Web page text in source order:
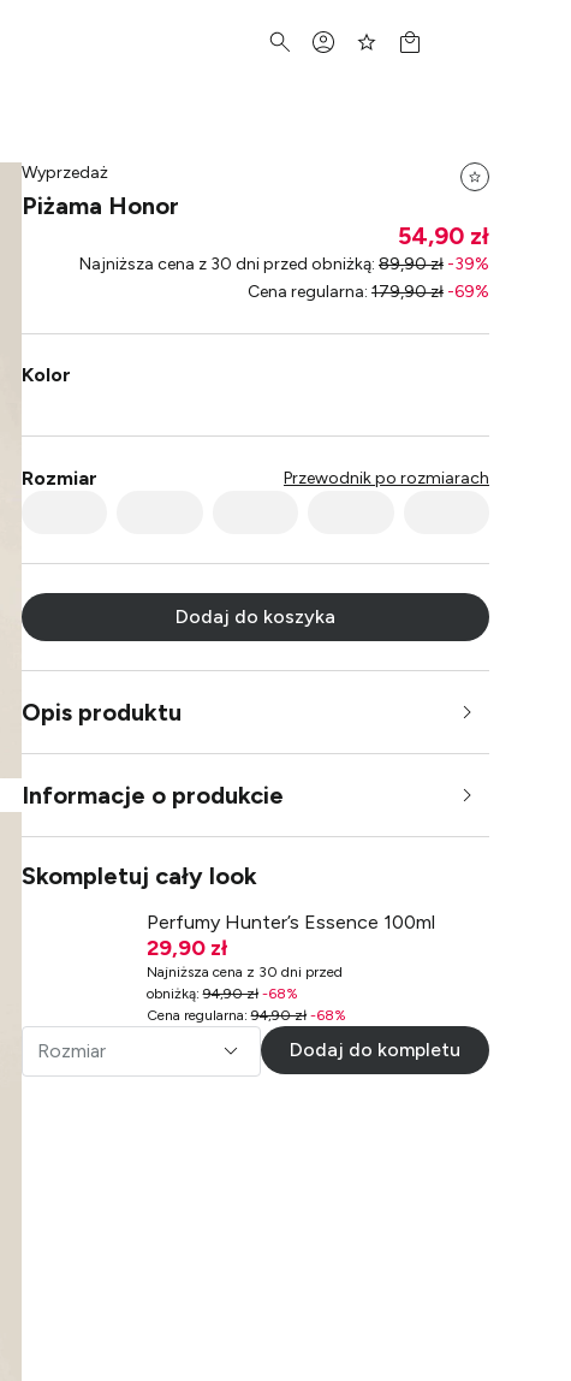
Wyprzedaż
Piżama Honor
54,90 zł
Najniższa cena z 30 dni przed obniżką: 89,90 zł -39%
Cena regularna: 179,90 zł -69%
Kolor
Rozmiar Przewodnik po rozmiarach
Dodaj do koszyka
Opis produktu
Informacje o produkcie
Skompletuj cały look
Perfumy Hunter’s Essence 100ml
29,90 zł
Najniższa cena z 30 dni przed
obniżką:94,90 zł-68%
Cena regularna:94,90 zł-68%
Rozmiar Dodaj do kompletu